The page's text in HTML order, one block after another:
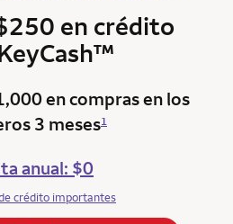
en crédito
trademark
™
en compras en los
3 meses1
anual: $0
crédito importantes